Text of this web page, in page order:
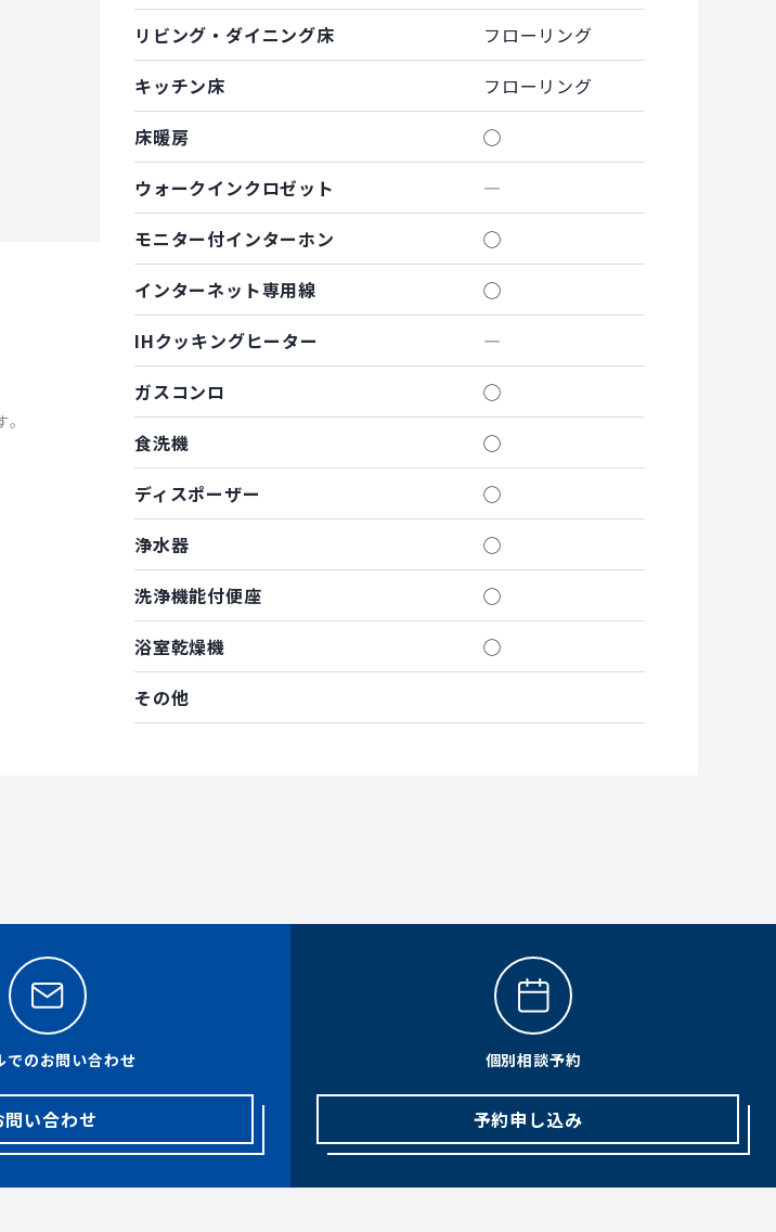
リビング・ダイニング床
フローリング
キッチン床
フローリング
床暖房
◯
ウォークインクロゼット
―
モニター付インターホン
◯
インターネット専用線
◯
IHクッキングヒーター
―
ガスコンロ
◯
食洗機
◯
ディスポーザー
◯
浄水器
◯
洗浄機能付便座
◯
浴室乾燥機
◯
その他
でのお問い合わせ
問い合わせ
個別相談予約
予約申し込み